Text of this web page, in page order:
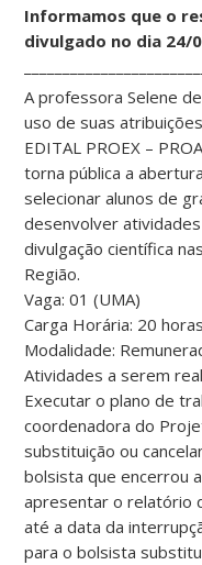
Informamos que o
divulgado no dia 24/
A professora Selene
uso de suas
EDITAL PROEX –
torna pública a
selecionar alunos de
desenvolver
divulgação científica
Região.
Vaga: 01 (UMA)
Carga Horária: 20
Modalidade:
Atividades a serem
Executar o plano de
coordenadora do
substituição ou
bolsista que encerrou
apresentar o relatório
até a data da
para o bolsista